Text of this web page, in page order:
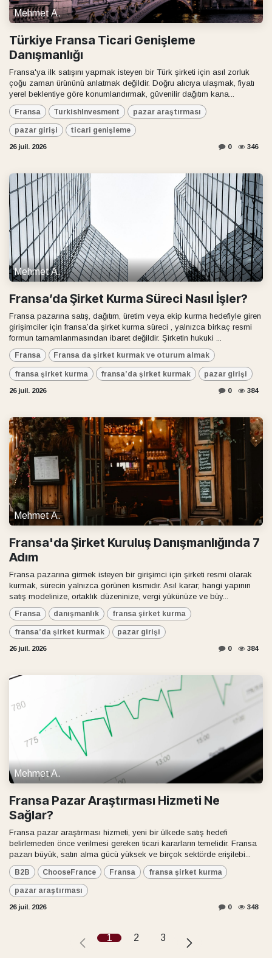
Mehmet A.
Türkiye Fransa Ticari Genişleme
Danışmanlığı
Fransa'ya ilk satışını yapmak isteyen bir Türk şirketi için asıl zorluk
çoğu zaman ürününü anlatmak değildir. Doğru alıcıya ulaşmak, fiyatı
yerel beklentiye göre konumlandırmak, güvenilir dağıtım kana...
Fransa TurkishInvesment pazar araştırması
pazar girişi ticari genişleme
26 juil. 2026 0 346
Mehmet A.
Fransa’da Şirket Kurma Süreci Nasıl İşler?
Fransa pazarına satış, dağıtım, üretim veya ekip kurma hedefiyle giren
girişimciler için fransa’da şirket kurma süreci , yalnızca birkaç resmi
formun tamamlanmasından ibaret değildir. Şirketin hukuki ...
Fransa Fransa da şirket kurmak ve oturum almak
fransa şirket kurma fransa’da şirket kurmak pazar girişi
26 juil. 2026 0 384
Mehmet A.
Fransa'da Şirket Kuruluş Danışmanlığında 7
Adım
Fransa pazarına girmek isteyen bir girişimci için şirketi resmi olarak
kurmak, sürecin yalnızca görünen kısmıdır. Asıl karar; hangi yapının
satış modelinize, ortaklık düzeninize, vergi yükünüze ve büy...
Fransa danışmanlık fransa şirket kurma
fransa’da şirket kurmak pazar girişi
26 juil. 2026 0 384
Mehmet A.
Fransa Pazar Araştırması Hizmeti Ne
Sağlar?
Fransa pazar araştırması hizmeti, yeni bir ülkede satış hedefi
belirlemeden önce verilmesi gereken ticari kararların temelidir. Fransa
pazarı büyük, satın alma gücü yüksek ve birçok sektörde erişilebi...
B2B ChooseFrance Fransa fransa şirket kurma
pazar araştırması
26 juil. 2026 0 348
1 2 3